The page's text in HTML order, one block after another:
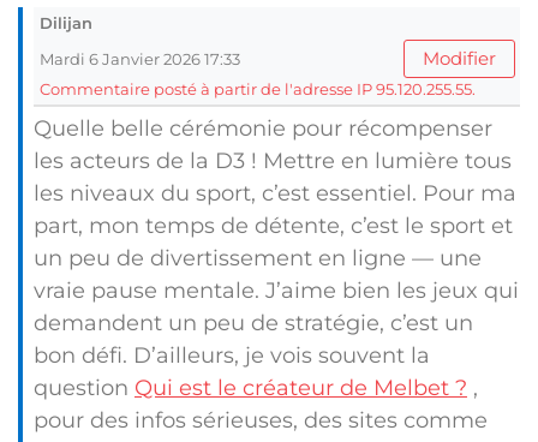
Dilijan
Mardi 6 Janvier 2026 17:33
Modifier
Commentaire posté à partir de l'adresse IP 95.120.255.55.
Quelle belle cérémonie pour récompenser
les acteurs de la D3 ! Mettre en lumière tous
les niveaux du sport, c’est essentiel. Pour ma
part, mon temps de détente, c’est le sport et
un peu de divertissement en ligne — une
vraie pause mentale. J’aime bien les jeux qui
demandent un peu de stratégie, c’est un
bon défi. D’ailleurs, je vois souvent la
question Qui est le créateur de Melbet ? ,
pour des infos sérieuses, des sites comme